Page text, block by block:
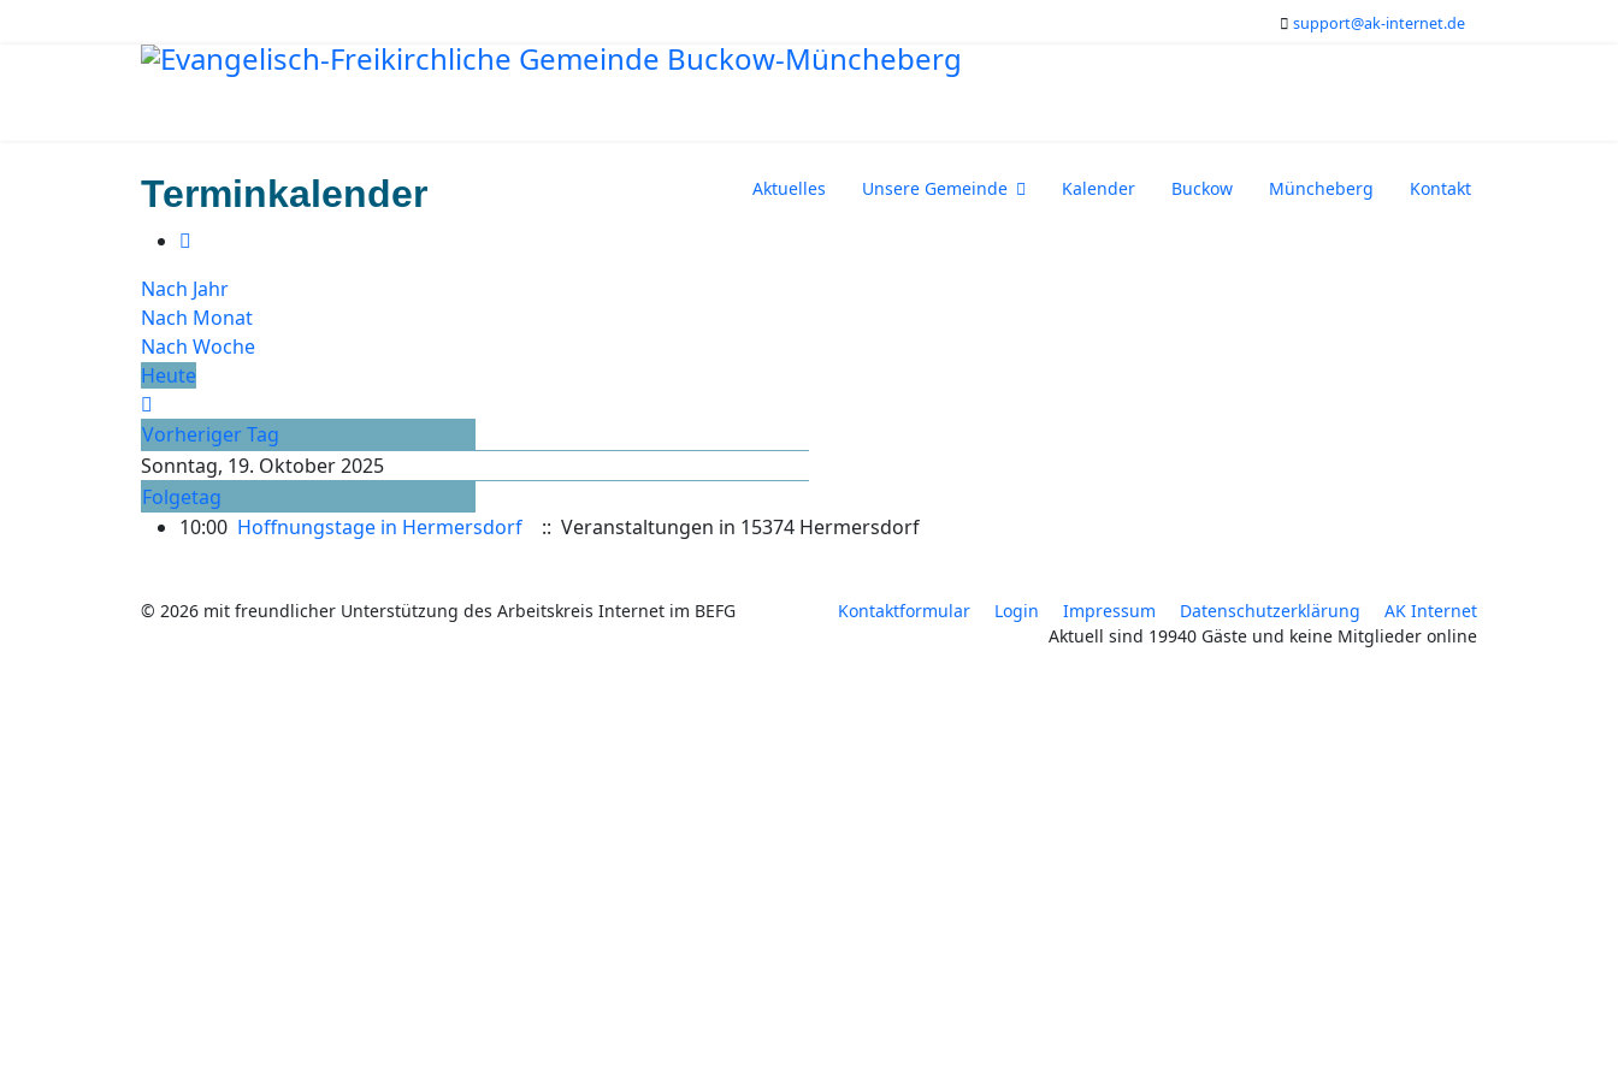
support@ak-internet.de
Aktuelles Unsere Gemeinde Kalender Buckow Müncheberg Kontakt
Terminkalender
Nach Jahr
Nach Monat
Nach Woche
Heute
Vorheriger Tag
Sonntag, 19. Oktober 2025
Folgetag
10:00 Hoffnungstage in Hermersdorf :: Veranstaltungen in 15374 Hermersdorf
© 2026 mit freundlicher Unterstützung des Arbeitskreis Internet im BEFG Kontaktformular Login Impressum Datenschutzerklärung
AK Internet
Aktuell sind 19940 Gäste und keine Mitglieder online